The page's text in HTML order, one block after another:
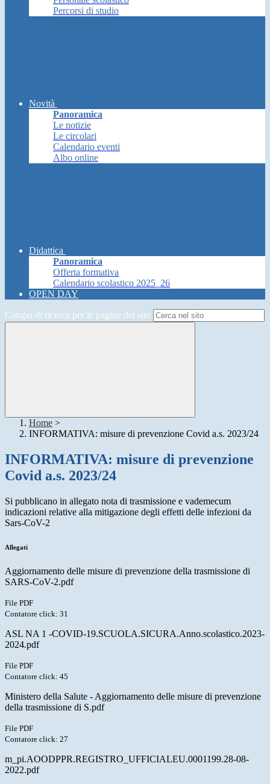
Percorsi di studio
Novità
Panoramica
Le notizie
Le circolari
Calendario eventi
Albo online
Didattica
Panoramica
Offerta formativa
Calendario scolastico 2025_26
OPEN DAY
Campo di ricerca per le pagine del sito
Home >
INFORMATIVA: misure di prevenzione Covid a.s. 2023/24
INFORMATIVA: misure di prevenzione
Covid a.s. 2023/24
Si pubblicano in allegato nota di trasmissione e vademecum
indicazioni relative alla mitigazione degli effetti delle infezioni da
Sars-CoV-2
Allegati
Aggiornamento delle misure di prevenzione della trasmissione di
SARS-CoV-2.pdf
File PDF
Contatore click: 31
ASL NA 1 -COVID-19.SCUOLA.SICURA.Anno.scolastico.2023-
2024.pdf
File PDF
Contatore click: 45
Ministero della Salute - Aggiornamento delle misure di prevenzione
della trasmissione di S.pdf
File PDF
Contatore click: 27
m_pi.AOODPPR.REGISTRO_UFFICIALEU.0001199.28-08-
2022.pdf